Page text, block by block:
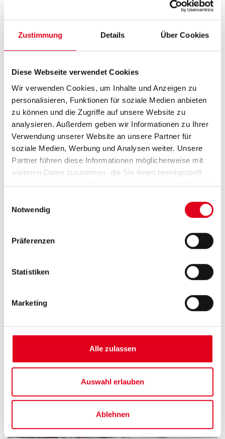
Zustimmung Details Über Cookies
Diese Webseite verwendet Cookies
Wir verwenden Cookies, um Inhalte und Anzeigen zu
personalisieren, Funktionen für soziale Medien anbieten
zu können und die Zugriffe auf unsere Website zu
analysieren. Außerdem geben wir Informationen zu Ihrer
Verwendung unserer Website an unsere Partner für
soziale Medien, Werbung und Analysen weiter. Unsere
Partner führen diese Informationen möglicherweise mit
weiteren Daten zusammen, die Sie ihnen bereitgestellt
haben oder die sie im Rahmen Ihrer Nutzung der Dienste
Notwendig
Präferenzen
Statistiken
Marketing
Alle zulassen
Auswahl erlauben
Ablehnen
Heute stammen etwa 23 % der Energie aus
desHydrogen Councilzufolge wird dieser Wert
von Solar- und Windkraftanlagen hängt jedoch
von Sonne und Wind ab, wobei es erhebliche
Schwankungen zwischen Energieerzeugung und
-nachfrage gibt. So sinkt beispielsweise die
europäische Solarenergieproduktion im Winter
um 60 %, genau dann, wenn die Nachfrage am
höchsten ist.
Als Energiespeicher ist Wasserstoff die richtige
Energiequellen integrieren, um die überschüssig
die künftige Nutzung zurückzugewinnen.